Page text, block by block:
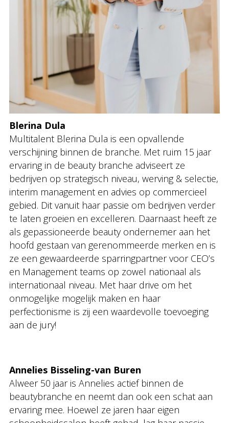
Blerina Dula
Multitalent Blerina Dula is een opvallende
verschijning binnen de branche. Met ruim 15 jaar
ervaring in de beauty branche adviseert ze
bedrijven op strategisch niveau, werving & selectie,
interim management en advies op commercieel
gebied. Dit vanuit haar passie om bedrijven verder
te laten groeien en excelleren. Daarnaast heeft ze
als gepassioneerde beauty ondernemer aan het
hoofd gestaan van gerenommeerde merken en is
ze een gewaardeerde sparringpartner voor CEO’s
en Management teams op zowel nationaal als
internationaal niveau. Met haar drive om het
onmogelijke mogelijk maken en haar
perfectionisme is zij een waardevolle toevoeging
aan de jury!
Annelies Bisseling-van Buren
Alweer 50 jaar is Annelies actief binnen de
beautybranche en neemt dan ook een schat aan
ervaring mee. Hoewel ze jaren haar eigen